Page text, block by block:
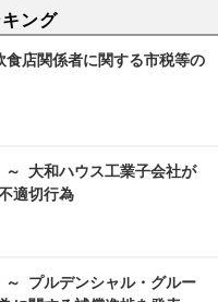
ング
店関係者に関する市税等の
大和ハウス工業子会社が
適切行為
プルデンシャル・グルー